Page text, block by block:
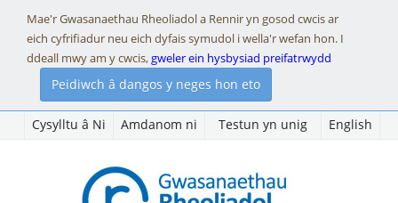
Mae'r Gwasanaethau Rheoliadol a Rennir yn gosod cwcis ar
eich cyfrifiadur neu eich dyfais symudol i wella'r wefan hon. I
ddeall mwy am y cwcis,gweler ein hysbysiad preifatrwydd
Peidiwch â dangos y neges hon eto
Cysylltu â Ni Amdanom ni Testun yn unig English